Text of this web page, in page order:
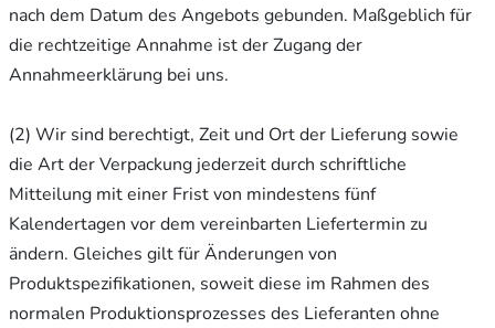
nach dem Datum des Angebots gebunden. Maßgeblich für
die rechtzeitige Annahme ist der Zugang der
Annahmeerklärung bei uns.
(2) Wir sind berechtigt, Zeit und Ort der Lieferung sowie
die Art der Verpackung jederzeit durch schriftliche
Mitteilung mit einer Frist von mindestens fünf
Kalendertagen vor dem vereinbarten Liefertermin zu
ändern. Gleiches gilt für Änderungen von
Produktspezifikationen, soweit diese im Rahmen des
normalen Produktionsprozesses des Lieferanten ohne